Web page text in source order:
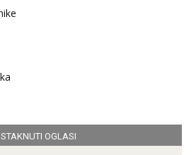
ISTAKNUTI OGLASI